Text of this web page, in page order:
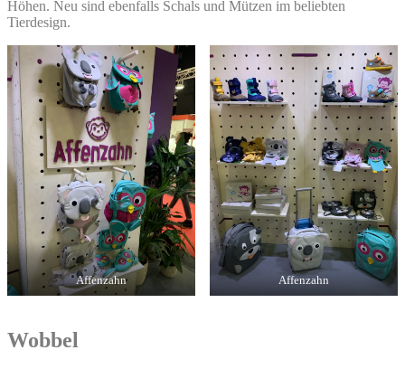
Höhen. Neu sind ebenfalls Schals und Mützen im beliebten
Tierdesign.
Affenzahn Affenzahn
Wobbel